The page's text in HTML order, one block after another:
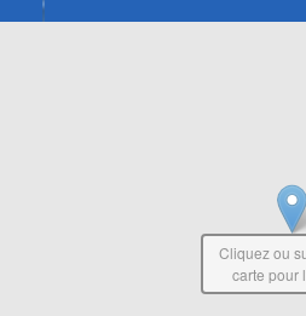
Cliquez ou
carte pour